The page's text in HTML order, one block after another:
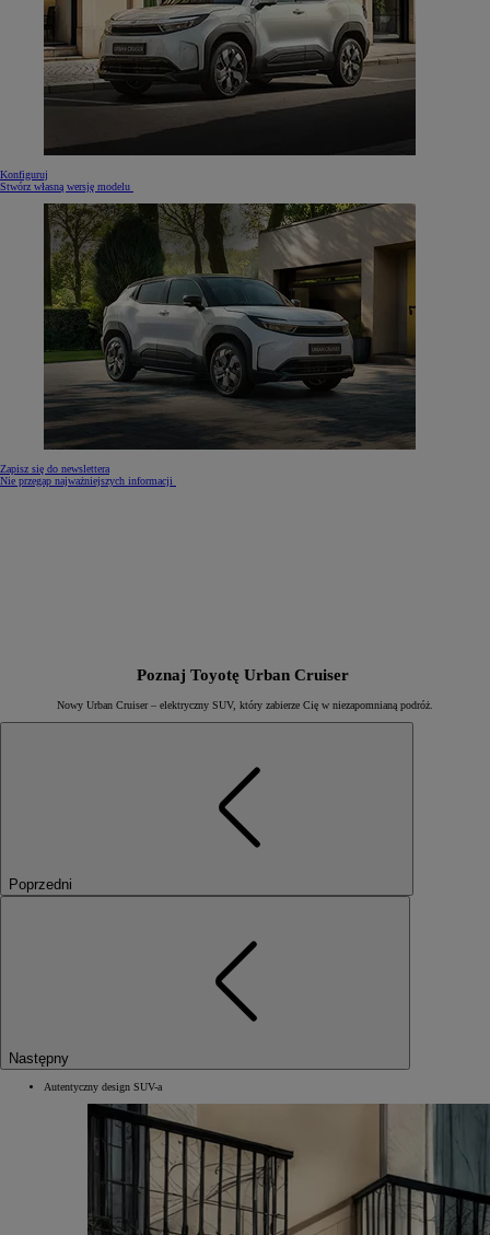
Konfiguruj
Stwórz własną wersję modelu
Zapisz się do newslettera
Nie przegap najważniejszych informacji
Poznaj Toyotę Urban Cruiser
Nowy Urban Cruiser – elektryczny SUV, który zabierze Cię w niezapomnianą podróż.
Poprzedni
Następny
Autentyczny design SUV-a